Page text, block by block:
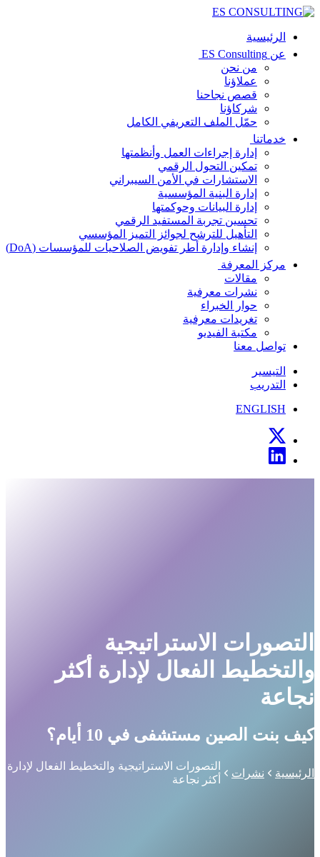
الرئيسية
عن ES Consulting
من نحن
عملاؤنا
قصص نجاحنا
شركاؤنا
حمّل الملف التعريفي الكامل
خدماتنا
إدارة إجراءات العمل وأنظمتها
تمكين التحول الرقمي
الاستشارات في الأمن السيبراني
إدارة البنية المؤسسية
إدارة البيانات وحوكمتها
تحسين تجربة المستفيد الرقمي
التأهيل للترشح لجوائز التميز المؤسسي
إنشاء وإدارة أطر تفويض الصلاحيات للمؤسسات (DoA)
مركز المعرفة
مقالات
نشرات معرفية
حوار الخبراء
تغريدات معرفية
مكتبة الفيديو
تواصل معنا
التيسير
التدريب
ENGLISH
التصورات الاستراتيجية
والتخطيط الفعال لإدارة أكثر
نجاعة
كيف بنت الصين مستشفى في 10 أيام؟
الرئيسية نشرات
التصورات الاستراتيجية والتخطيط الفعال لإدارة
أكثر نجاعة